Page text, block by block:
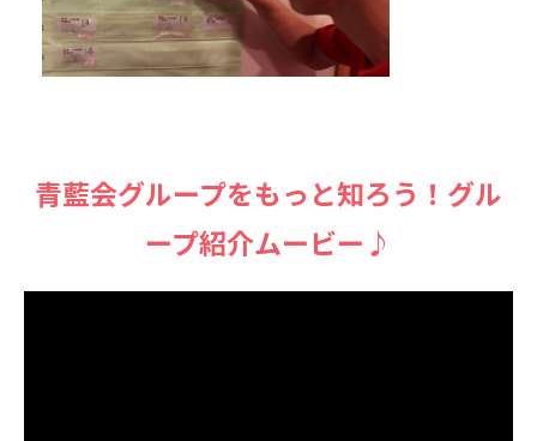
⻘藍会グループをもっと知ろう！グル
ープ紹介ムービー♪